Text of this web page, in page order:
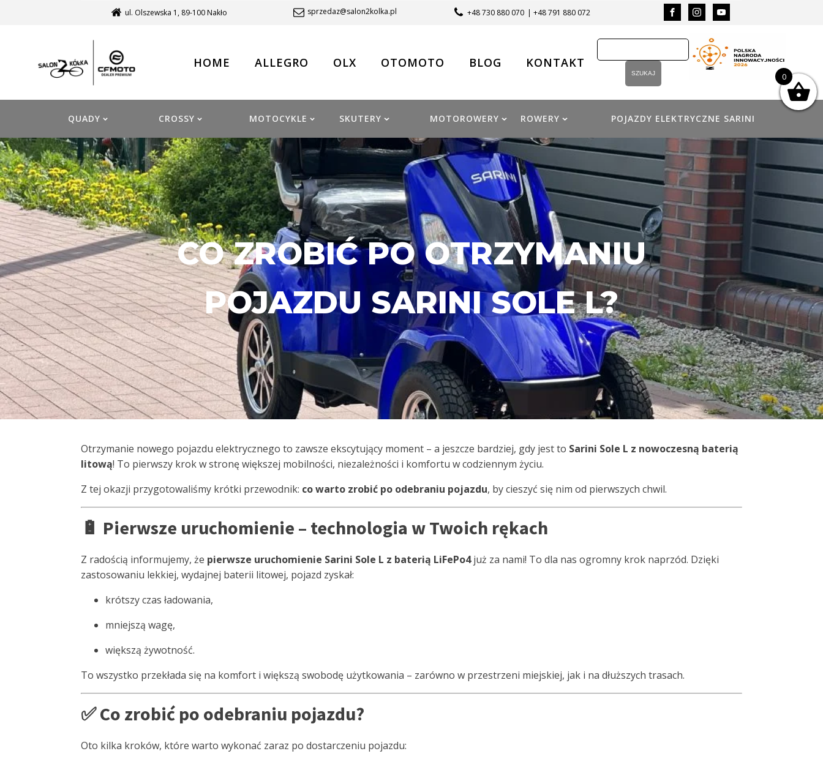
ul. Olszewska 1, 89-100 Nakło sprzedaz@salon2kolka.pl +48 730 880 070 | +48 791 880 072
HOME ALLEGRO OLX OTOMOTO BLOG KONTAKT
QUADY CROSSY MOTOCYKLE SKUTERY MOTOROWERY ROWERY POJAZDY ELEKTRYCZNE SARINI
CO ZROBIĆ PO OTRZYMANIU
POJAZDU SARINI SOLE L?
Otrzymanie nowego pojazdu elektrycznego to zawsze ekscytujący moment – a jeszcze bardziej, gdy jest to Sarini Sole L z nowoczesną baterią
litową! To pierwszy krok w stronę większej mobilności, niezależności i komfortu w codziennym życiu.
Z tej okazji przygotowaliśmy krótki przewodnik: co warto zrobić po odebraniu pojazdu, by cieszyć się nim od pierwszych chwil.
🔋 Pierwsze uruchomienie – technologia w Twoich rękach
Z radością informujemy, że pierwsze uruchomienie Sarini Sole L z baterią LiFePo4już za nami! To dla nas ogromny krok naprzód. Dzięki
zastosowaniu lekkiej, wydajnej baterii litowej, pojazd zyskał:
krótszy czas ładowania,
mniejszą wagę,
większą żywotność.
To wszystko przekłada się na komfort i większą swobodę użytkowania – zarówno w przestrzeni miejskiej, jak i na dłuższych trasach.
✅ Co zrobić po odebraniu pojazdu?
Oto kilka kroków, które warto wykonać zaraz po dostarczeniu pojazdu:
0